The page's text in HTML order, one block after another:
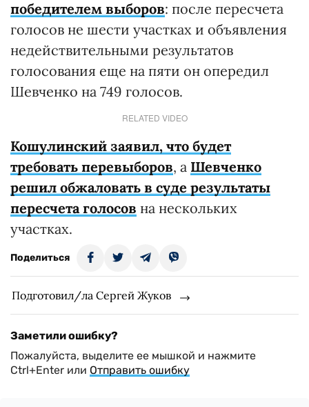
победителем выборов: после пересчета
голосов не шести участках и объявления
недействительными результатов
голосования еще на пяти он опередил
Шевченко на 749 голосов.
RELATED VIDEO
Кошулинский заявил, что будет
требовать перевыборов, а Шевченко
решил обжаловать в суде результаты
пересчета голосов на нескольких
участках.
Поделиться
Подготовил/ла Сергей Жуков
Заметили ошибку?
Пожалуйста, выделите ее мышкой и нажмите
Ctrl+Enter или Отправить ошибку